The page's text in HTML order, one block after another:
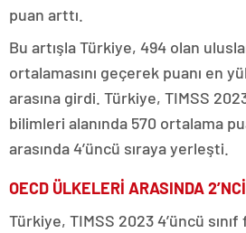
puan arttı.
Bu artışla Türkiye, 494 olan
ortalamasını geçerek puanı en
arasına girdi. Türkiye, TIMSS
bilimleri alanında 570 ortalama
arasında 4’üncü sıraya yerleşti.
OECD ÜLKELERİ ARASINDA
Türkiye, TIMSS 2023 4’üncü